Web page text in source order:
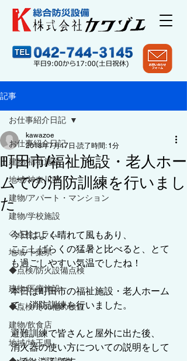
記事
お仕事紹介日記
建物/福祉施設
地域/神奈川県
建物/アパート・マンション
建物/学校施設
◇点検コラム
地域/千葉県
◆点検/防火設備点検
建物/医療施設
◆点検/その他の検査
建物/飲食店
地域/埼玉県
お仕事紹介日記
町田市/福祉施設・老人ホー
ムでの消防訓練を行いまし
た
kawazoe
2018年7月17日 読了時間: 1分
今日はよく晴れて風もあり、
ここしばらくの猛暑と比べると、とて
も過ごしやすい気温でしたね！
本日は町田市の福祉施設・老人ホーム
で、消防訓練を行いました。
避難訓練で皆さんと屋外に出た後、
消火器の使い方についての説明をして